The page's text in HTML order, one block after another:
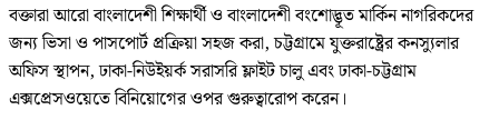
বক্তারা আরো বাংলাদেশী শিক্ষার্থী ও বাংলাদেশী বংশোদ্ভূত মার্কিন নাগরিকদের
জন্য ভিসা ও পাসপোর্ট প্রক্রিয়া সহজ করা, চট্টগ্রামে যুক্তরাষ্ট্রের কনস্যুলার
অফিস স্থাপন, ঢাকা-নিউইয়র্ক সরাসরি ফ্লাইট চালু এবং ঢাকা-চট্টগ্রাম
এক্সপ্রেসওয়েতে বিনিয়োগের ওপর গুরুত্বারোপ করেন।